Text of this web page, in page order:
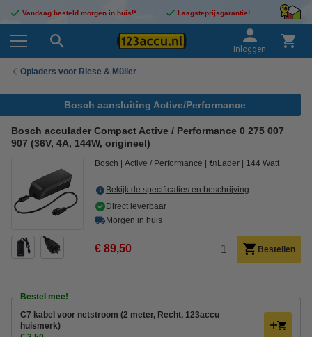
Vandaag besteld morgen in huis!* Laagsteprijsgarantie!
Inloggen
Opladers voor Riese & Müller
Bosch aansluiting Active/Performance
Bosch acculader Compact Active / Performance 0 275 007
907 (36V, 4A, 144W, origineel)
Bosch Active / Performance 🔌Lader 144 Watt
Bekijk de specificaties en beschrijving
Direct leverbaar
Morgen in huis
€ 89,50 Bestellen
Bestel mee!
C7 kabel voor netstroom (2 meter, Recht, 123accu
huismerk)